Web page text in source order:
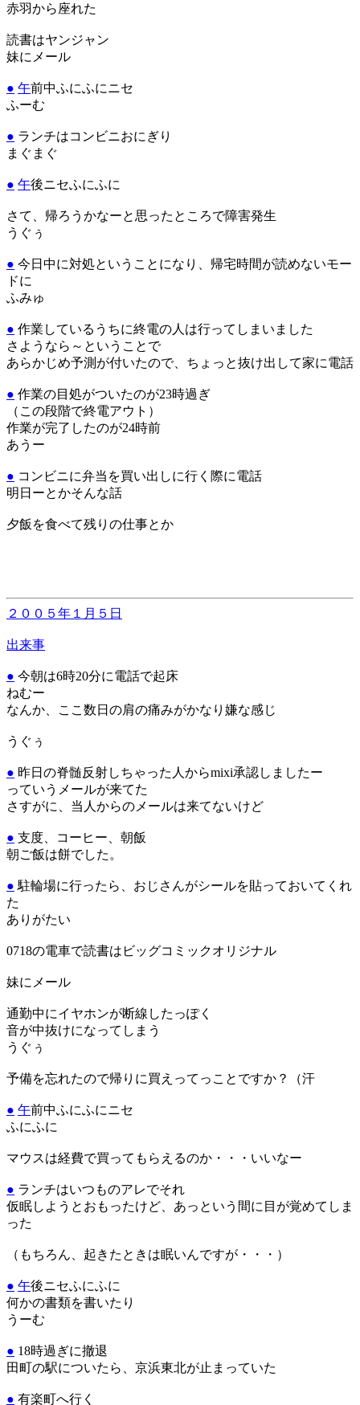
赤羽から座れた
読書はヤンジャン
妹にメール
● 午前中ふにふにニセ
ふーむ
● ランチはコンビニおにぎり
まぐまぐ
● 午後ニセふにふに
さて、帰ろうかなーと思ったところで障害発生
うぐぅ
● 今日中に対処ということになり、帰宅時間が読めないモー
ドに
ふみゅ
● 作業しているうちに終電の人は行ってしまいました
さようなら～ということで
あらかじめ予測が付いたので、ちょっと抜け出して家に電話
● 作業の目処がついたのが23時過ぎ
（この段階で終電アウト）
作業が完了したのが24時前
あうー
● コンビニに弁当を買い出しに行く際に電話
明日ーとかそんな話
夕飯を食べて残りの仕事とか
２００５年１月５日
出来事
● 今朝は6時20分に電話で起床
ねむー
なんか、ここ数日の肩の痛みがかなり嫌な感じ
うぐぅ
● 昨日の脊髄反射しちゃった人からmixi承認しましたー
っていうメールが来てた
さすがに、当人からのメールは来てないけど
● 支度、コーヒー、朝飯
朝ご飯は餅でした。
● 駐輪場に行ったら、おじさんがシールを貼っておいてくれ
た
ありがたい
0718の電車で読書はビッグコミックオリジナル
妹にメール
通勤中にイヤホンが断線したっぽく
音が中抜けになってしまう
うぐぅ
予備を忘れたので帰りに買えってっことですか？（汗
● 午前中ふにふにニセ
ふにふに
マウスは経費で買ってもらえるのか・・・いいなー
● ランチはいつものアレでそれ
仮眠しようとおもったけど、あっという間に目が覚めてしま
った
（もちろん、起きたときは眠いんですが・・・）
● 午後ニセふにふに
何かの書類を書いたり
うーむ
● 18時過ぎに撤退
田町の駅についたら、京浜東北が止まっていた
● 有楽町へ行く